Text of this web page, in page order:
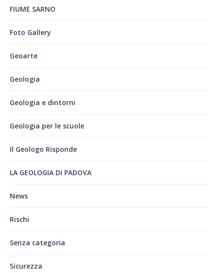
FIUME SARNO
Foto Gallery
Geoarte
Geologia
Geologia e dintorni
Geologia per le scuole
Il Geologo Risponde
LA GEOLOGIA DI PADOVA
News
Rischi
Senza categoria
Sicurezza